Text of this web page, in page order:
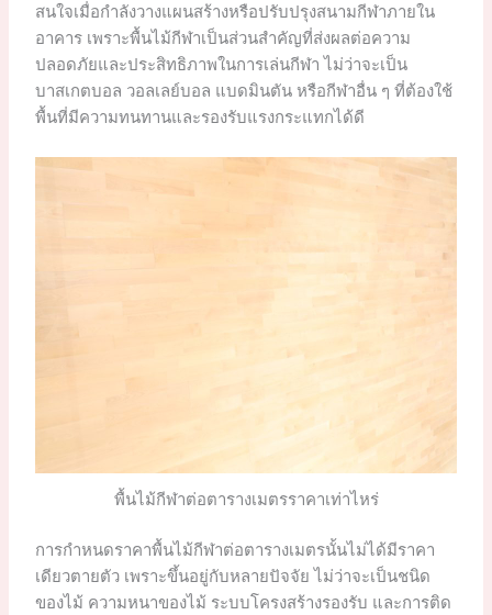
สนใจเมื่อกำลังวางแผนสร้างหรือปรับปรุงสนามกีฬาภายใน
อาคาร เพราะพื้นไม้กีฬาเป็นส่วนสำคัญที่ส่งผลต่อความ
ปลอดภัยและประสิทธิภาพในการเล่นกีฬา ไม่ว่าจะเป็น
บาสเกตบอล วอลเลย์บอล แบดมินตัน หรือกีฬาอื่น ๆ ที่ต้องใช้
พื้นที่มีความทนทานและรองรับแรงกระแทกได้ดี
พื้นไม้กีฬาต่อตารางเมตรราคาเท่าไหร่
การกำหนดราคาพื้นไม้กีฬาต่อตารางเมตรนั้นไม่ได้มีราคา
เดียวตายตัว เพราะขึ้นอยู่กับหลายปัจจัย ไม่ว่าจะเป็นชนิด
ของไม้ ความหนาของไม้ ระบบโครงสร้างรองรับ และการติด